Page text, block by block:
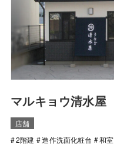
マルキョウ清水屋
店舗
2階建
造作洗面化粧台 和室